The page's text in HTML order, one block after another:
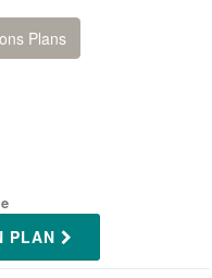
Plans
PLAN